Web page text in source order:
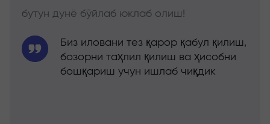
бутун дунё бўйлаб юклаб олиш!
Биз иловани тез қарор қабул қилиш,
бозорни таҳлил қилиш ва ҳисобни
бошқариш учун ишлаб чиқдик